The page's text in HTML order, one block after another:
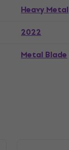
Heavy Metal
2022
Metal Blade